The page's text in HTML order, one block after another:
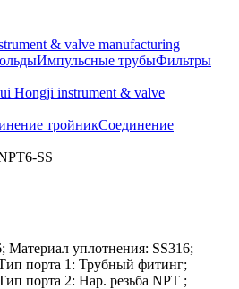
& valve manufacturing
Импульсные трубыФильтры
Hongji instrument & valve
тройникСоединение
SS
Материал уплотнения: SS316;
порта 1: Трубный фитинг;
порта 2: Нар. резьба NPT ;